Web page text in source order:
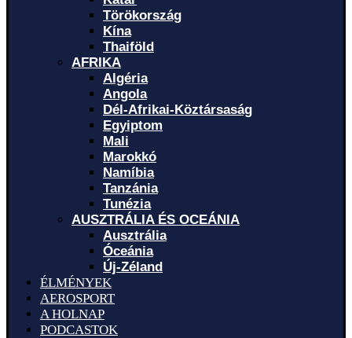
Törökország
Kína
Thaiföld
AFRIKA
Algéria
Angola
Dél-Afrikai-Köztársaság
Egyiptom
Mali
Marokkó
Namíbia
Tanzánia
Tunézia
AUSZTRÁLIA ÉS OCEÁNIA
Ausztrália
Óceánia
Új-Zéland
ÉLMÉNYEK
AEROSPORT
A HOLNAP
PODCASTOK